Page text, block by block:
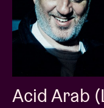
Acid Arab